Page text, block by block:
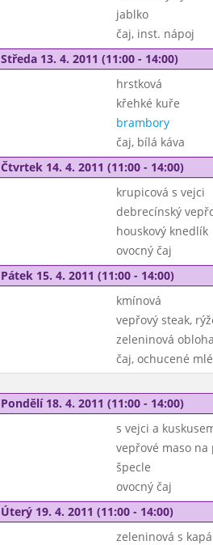
jablko
čaj, inst. nápoj
Středa 13. 4. 2011 (11:00 - 14:00)
hrstková
křehké kuře
brambory
čaj, bílá káva
Čtvrtek 14. 4. 2011 (11:00 - 14:00)
krupicová s vejci
debrecínský
houskový knedlík
ovocný čaj
Pátek 15. 4. 2011 (11:00 - 14:00)
kmínová
vepřový steak,
zeleninová
čaj, ochucené
Pondělí 18. 4. 2011 (11:00 - 14:00)
s vejci a
vepřové maso na
špecle
ovocný čaj
Úterý 19. 4. 2011 (11:00 - 14:00)
zeleninová s